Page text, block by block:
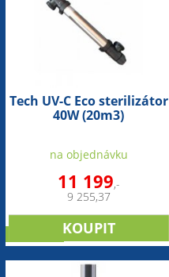
Tech UV-C Eco sterilizátor
40W (20m3)
na objednávku
11 199,-
9 255,37